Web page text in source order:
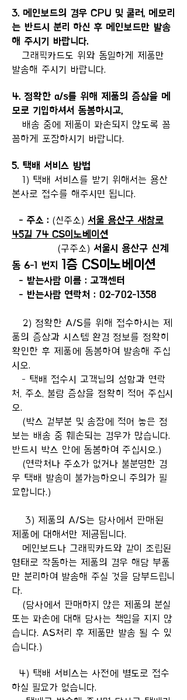
3. 메인보드의 경우 CPU 및 쿨러, 메모리
는 반드시 분리 하신 후 메인보드만 발송
해 주시기 바랍니다.
그래픽카드도 위와 동일하게 제품만
발송해 주시기 바랍니다.
4. 정확한 a/s를 위해 제품의 증상을 메
모로 기입하셔서 동봉하시고,
배송 중에 제품이 파손되지 않도록 꼼
꼼하게 포장하시기 바랍니다.
5. 택배 서비스 방법
1) 택배 서비스를 받기 위해서는 용산
본사로 접수를 해주시면 됩니다.
- 주소 : (신주소) 서울 용산구 새창로
45길 74 CS이노베이션
(구주소) 서울시 용산구 신계
동 6-1 번지 1층 CS이노베이션
- 받는사람 이름 : 고객센터
- 반는사람 연락처 : 02-702-1358
2) 정확한 A/S를 위해 접수하시는 제
품의 증상과 시스템 환경 정보를 정확히
확인한 후 제품에 동봉하여 발송해 주십
시오.
- 택배 접수시 고객님의 성함과 연락
처, 주소, 불량 증상을 정확히 적어 주십시
오.
(박스 겉부분 및 송장에 적어 놓은 정
보는 배송 중 훼손되는 경우가 많습니다.
반드시 박스 안에 동봉하여 주십시오.)
(연락처나 주소가 없거나 불분명한 경
우 택배 발송이 불가능하오니 주의가 필
요합니다.)
3) 제품의 A/S는 당사에서 판매된
제품에 대해서만 제공됩니다.
메인보드나 그래픽카드와 같이 조립된
형태로 작동하는 제품의 경우 해당 부품
만 분리하여 발송해 주실 것을 당부드립니
다.
(당사에서 판매하지 않은 제품의 분실
또는 파손에 대해 당사는 책임을 지지 않
습니다. AS처리 후 제품만 발송 될 수 있
습니다.)
4) 택배 서비스는 사전에 별도로 접수
하실 필요가 없습니다.